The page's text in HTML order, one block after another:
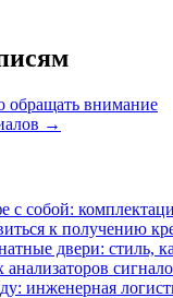
обращать внимание
→
с собой:
к получению
двери: стиль,
инженерная